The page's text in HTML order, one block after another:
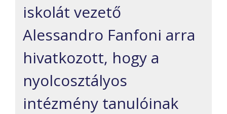
iskolát vezető
Alessandro Fanfoni arra
hivatkozott, hogy a
nyolcosztályos
intézmény tanulóinak